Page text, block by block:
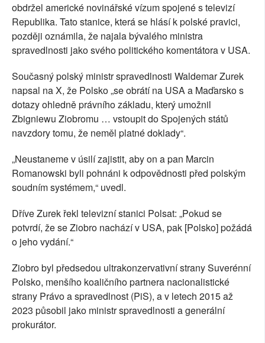
obdržel americké novinářské vízum spojené s televizí
Republika. Tato stanice, která se hlásí k polské pravici,
později oznámila, že najala bývalého ministra
spravedlnosti jako svého politického komentátora v USA.
Současný polský ministr spravedlnosti Waldemar Zurek
napsal na X, že Polsko „se obrátí na USA a Maďarsko s
dotazy ohledně právního základu, který umožnil
Zbigniewu Ziobromu … vstoupit do Spojených států
navzdory tomu, že neměl platné doklady“.
„Neustaneme v úsilí zajistit, aby on a pan Marcin
Romanowski byli pohnáni k odpovědnosti před polským
soudním systémem,“ uvedl.
Dříve Zurek řekl televizní stanici Polsat: „Pokud se
potvrdí, že se Ziobro nachází v USA, pak [Polsko] požádá
o jeho vydání.“
Ziobro byl předsedou ultrakonzervativní strany Suverénní
Polsko, menšího koaličního partnera nacionalistické
strany Právo a spravedlnost (PiS), a v letech 2015 až
2023 působil jako ministr spravedlnosti a generální
prokurátor.